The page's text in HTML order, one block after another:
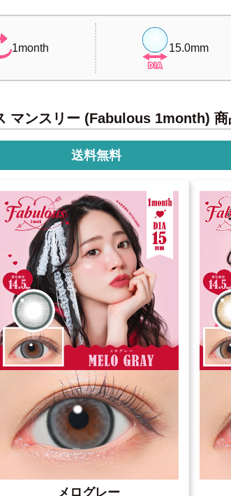
1month 15.0mm
マンスリー (Fabulous 1month) 商
送料無料
メログレー